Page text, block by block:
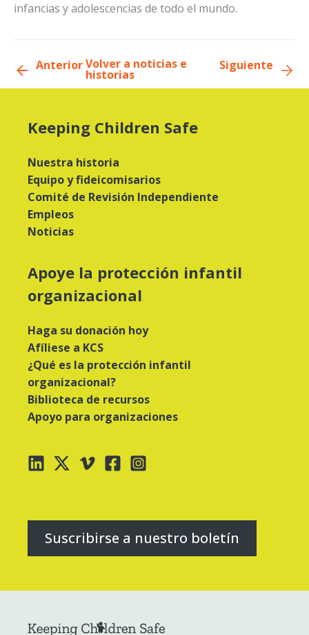
infancias y adolescencias de todo el mundo.
AnteriorVolver a noticias e
historias
Siguiente
Keeping Children Safe
Nuestra historia
Equipo y fideicomisarios
Comité de Revisión Independiente
Empleos
Noticias
Apoye la protección infantil
organizacional
Haga su donación hoy
Afíliese a KCS
¿Qué es la protección infantil
organizacional?
Biblioteca de recursos
Apoyo para organizaciones
Suscribirse a nuestro boletín